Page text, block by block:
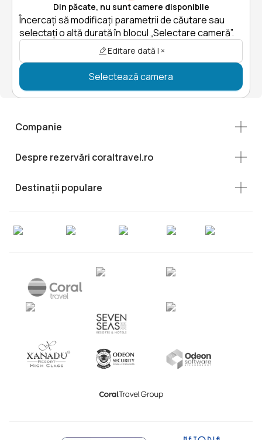
Din păcate, nu sunt camere disponibile
Încercați să modificați parametrii de căutare sau
selectați o altă durată în blocul „Selectare cameră”.
Editare dată | ×
Selectează camera
Companie
Despre rezervări coraltravel.ro
Destinații populare